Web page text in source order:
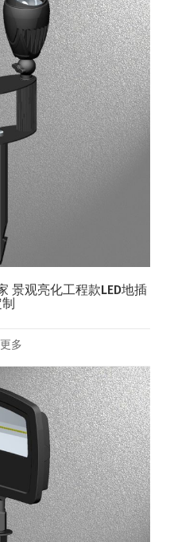
景观亮化工程款LED地插
多